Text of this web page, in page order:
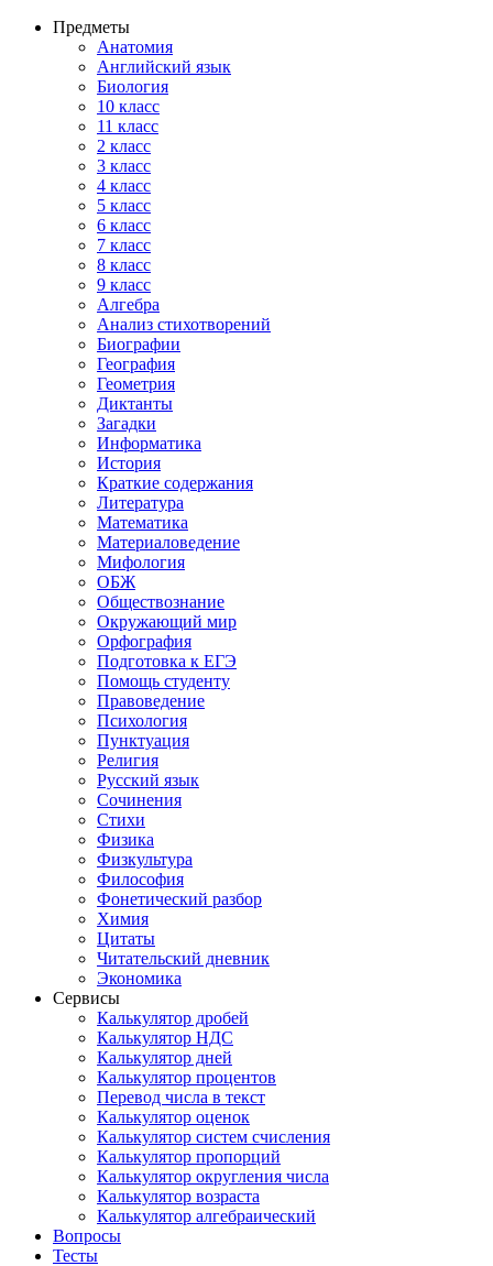
Предметы
Анатомия
Английский язык
Биология
10 класс
11 класс
2 класс
3 класс
4 класс
5 класс
6 класс
7 класс
8 класс
9 класс
Алгебра
Анализ стихотворений
Биографии
География
Геометрия
Диктанты
Загадки
Информатика
История
Краткие содержания
Литература
Математика
Материаловедение
Мифология
ОБЖ
Обществознание
Окружающий мир
Орфография
Подготовка к ЕГЭ
Помощь студенту
Правоведение
Психология
Пунктуация
Религия
Русский язык
Сочинения
Стихи
Физика
Физкультура
Философия
Фонетический разбор
Химия
Цитаты
Читательский дневник
Экономика
Сервисы
Калькулятор дробей
Калькулятор НДС
Калькулятор дней
Калькулятор процентов
Перевод числа в текст
Калькулятор оценок
Калькулятор систем счисления
Калькулятор пропорций
Калькулятор округления числа
Калькулятор возраста
Калькулятор алгебраический
Вопросы
Тесты